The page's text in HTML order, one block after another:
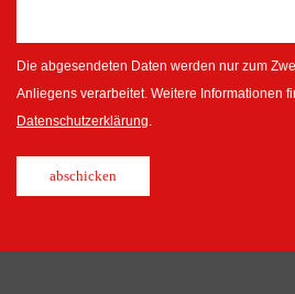
Die abgesendeten Daten werden nur zum
Anliegens verarbeitet. Weitere Informationen
Datenschutzerklärung
abschicken